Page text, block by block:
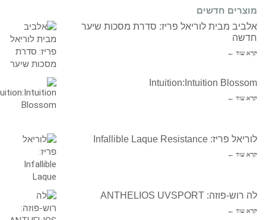
מוצרים חדשים
אלביב מבית לוריאל פריז: סדרת מסכות שיער
חדשה
קרא עוד ←
Intuition:Intuition Blossom
קרא עוד ←
לוריאל פריז: Infallible Laque Resistance
קרא עוד ←
לה רוש-פוזה: ANTHELIOS UVSPORT
קרא עוד ←